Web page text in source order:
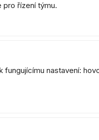
pro řízení týmu.
nastavení: